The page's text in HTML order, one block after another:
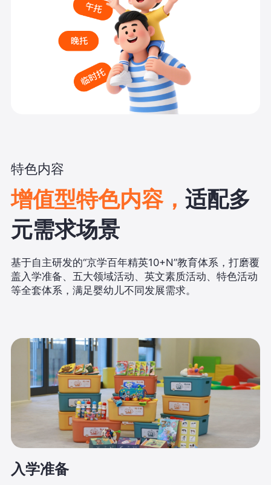
特色内容
增值型特色内容， 适配多
元需求场景
基于自主研发的“京学百年精英10+N”教育体系，打磨覆
盖入学准备、五大领域活动、英文素质活动、特色活动
等全套体系，满足婴幼儿不同发展需求。
入学准备